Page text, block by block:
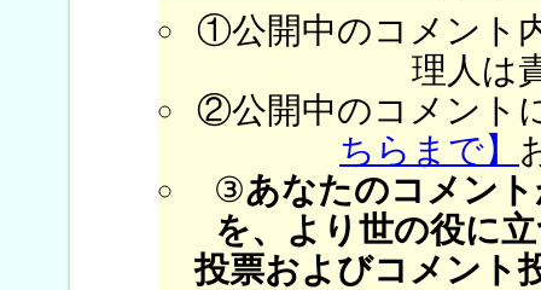
①公開中のコメント
理人は
②公開中のコメント
ちらまで】
③あなたのコメン
を、より世の役に
投票およびコメント